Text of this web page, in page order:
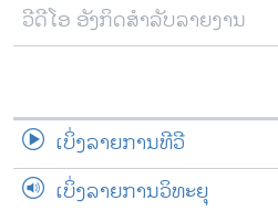
ວີດີໂອ ອັງກິດສຳລັບລາຍງານ
ເບິ່ງລາຍການທີວີ
ເບິ່ງລາຍການວິທະຍຸ